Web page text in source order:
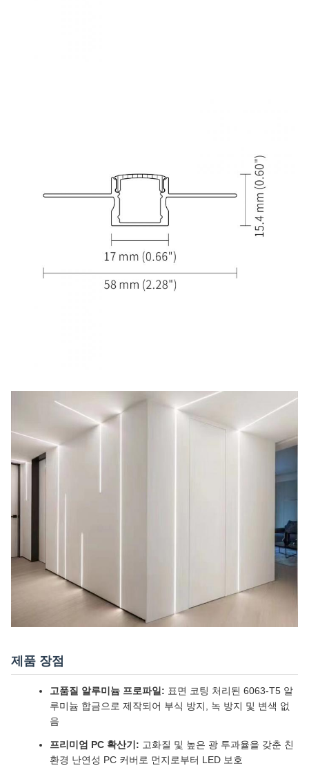
제품 장점
고품질 알루미늄 프로파일: 표면 코팅 처리된 6063-T5 알
루미늄 합금으로 제작되어 부식 방지, 녹 방지 및 변색 없
음
프리미엄 PC 확산기: 고화질 및 높은 광 투과율을 갖춘 친
환경 난연성 PC 커버로 먼지로부터 LED 보호